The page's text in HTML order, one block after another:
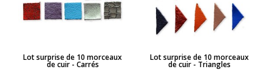
APERÇU RAPIDE
Lot surprise de 10 morceaux
de cuir - Carrés
APERÇU RAPIDE
Lot surprise de 10 morceaux
de cuir - Triangles